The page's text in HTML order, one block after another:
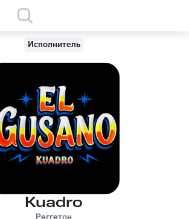
Исполнитель
Kuadro